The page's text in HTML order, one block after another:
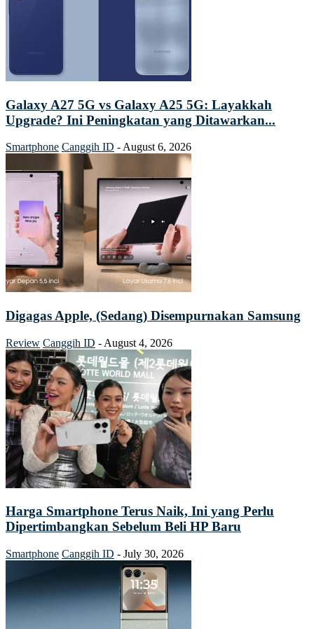
Galaxy A27 5G vs Galaxy A25 5G: Layakkah
Upgrade? Ini Peningkatan yang Ditawarkan...
Smartphone Canggih ID - August 6, 2026
Digagas Apple, (Sedang) Disempurnakan Samsung
Review Canggih ID - August 4, 2026
Harga Smartphone Terus Naik, Ini yang Perlu
Dipertimbangkan Sebelum Beli HP Baru
Smartphone Canggih ID - July 30, 2026